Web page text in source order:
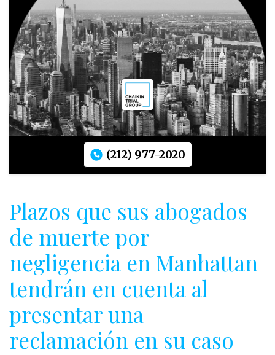
(212) 977-2020
Plazos que sus abogados
de muerte por
negligencia en Manhattan
tendrán en cuenta al
presentar una
reclamación en su caso